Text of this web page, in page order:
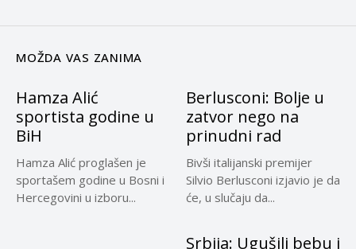
MOŽDA VAS ZANIMA
Hamza Alić
sportista godine u
BiH
Hamza Alić proglašen je
sportašem godine u Bosni i
Hercegovini u izboru...
Berlusconi: Bolje u
zatvor nego na
prinudni rad
Bivši italijanski premijer
Silvio Berlusconi izjavio je da
će, u slučaju da...
Srbija: Ugušili bebu i